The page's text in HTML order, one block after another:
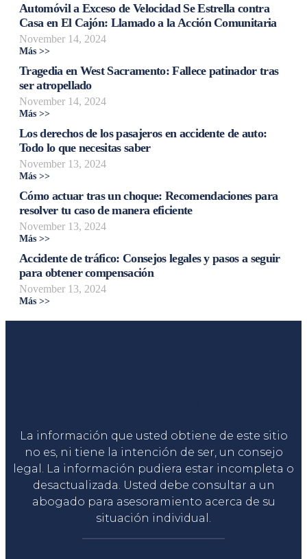
Automóvil a Exceso de Velocidad Se Estrella contra
Casa en El Cajón: Llamado a la Acción Comunitaria
November 14, 2024
Más >>
Tragedia en West Sacramento: Fallece patinador tras
ser atropellado
November 14, 2024
Más >>
Los derechos de los pasajeros en accidente de auto:
Todo lo que necesitas saber
November 13, 2024
Más >>
Cómo actuar tras un choque: Recomendaciones para
resolver tu caso de manera eficiente
November 13, 2024
Más >>
Accidente de tráfico: Consejos legales y pasos a seguir
para obtener compensación
November 13, 2024
Más >>
La información que usted obtiene de este sitio
no es, ni tiene la intención de ser, un consejo
legal. La información pudiera estar incompleta o
desactualizada. Usted debe consultar a un
abogado para asesoramiento acerca de su
situación individual.